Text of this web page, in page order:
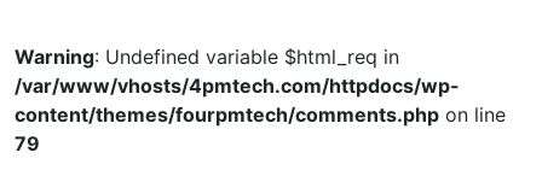
Warning: Undefined variable $html_req in
/var/www/vhosts/4pmtech.com/httpdocs/wp-
content/themes/fourpmtech/comments.php on line
79